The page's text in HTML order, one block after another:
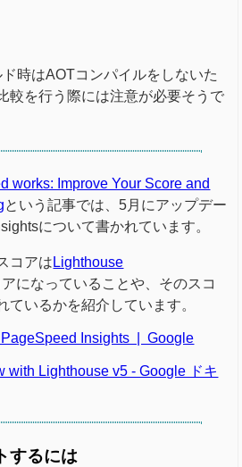
時はAOTコンパイルをしないた
較を行う際には注意が必要そうで
works: Improve Your Score and
という記事では、5月にアップデー
について書かれています。
コアは Lighthouse
になっていることや、そのスコ
ているかを紹介しています。
Insights | Google
with Lighthouse v5 - Google ドキ
するには